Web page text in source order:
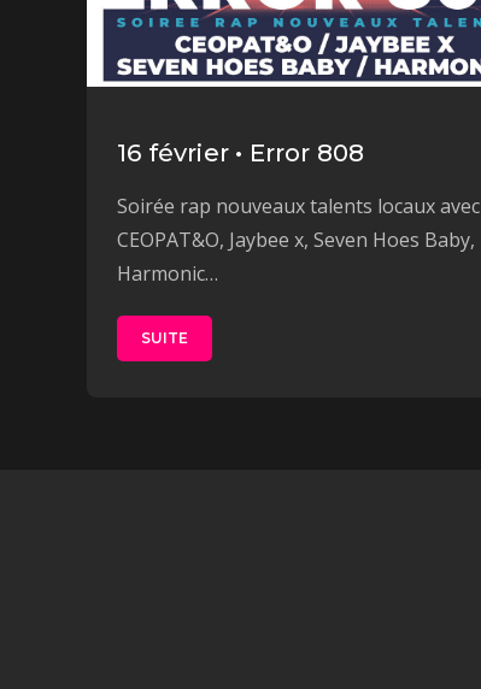
16 février • Error 808
Soirée rap nouveaux talents locaux avec
CEOPAT&O, Jaybee x, Seven Hoes Baby,
Harmonic…
SUITE